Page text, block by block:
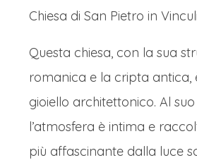
Chiesa di San Pietro in
Questa chiesa, con la sua
romanica e la cripta antica,
gioiello architettonico. Al
l’atmosfera è intima e
più affascinante dalla luce